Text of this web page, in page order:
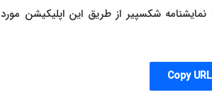
به گزارش مهر، به زودی این امکان نیز فراهم می شود که تمامی ۳۷ نمایشنامه شکسپیر از طریق این اپلیکیشن مورد
Copy URL